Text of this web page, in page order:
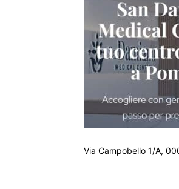
Via Campobello 1/A,